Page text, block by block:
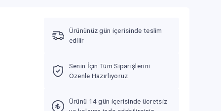
Ürününüz gün içerisinde teslim
edilir
Senin İçin Tüm Siparişlerini
Özenle Hazırlıyoruz
Ürünü 14 gün içerisinde ücretsiz